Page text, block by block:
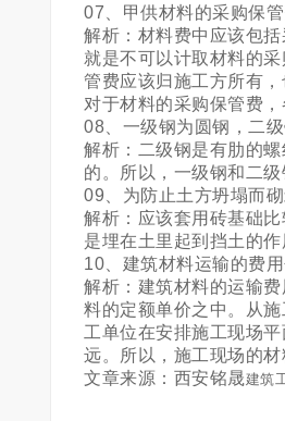
07、甲供材料的采购保
解析：材料费中应该包
就是不可以计取材料的
管费应该归施工方所有
对于材料的采购保管费
08、一级钢为圆钢，二
解析：二级钢是有肋的
的。所以，一级钢和二级
09、为防止土方坍塌而
解析：应该套用砖基础
是埋在土里起到挡土的作
10、建筑材料运输的费
解析：建筑材料的运输
料的定额单价之中。从
工单位在安排施工现场
远。所以，施工现场的
文章来源：西安铭晟建筑